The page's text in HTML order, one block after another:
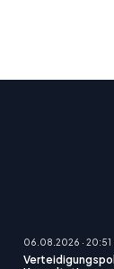
06.08.2026 · 20:51